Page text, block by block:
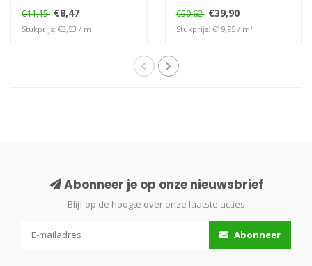
€11,15 €8,47
Stukprijs: €3,53 / m¹
plaatsen zonder te bore..
€50,62 €39,90
Stukprijs: €19,95 / m¹
Abonneer je op onze nieuwsbrief
Blijf op de hoogte over onze laatste acties
Abonneer